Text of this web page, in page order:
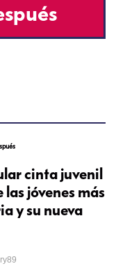
cinta juvenil
jóvenes más
y su nueva